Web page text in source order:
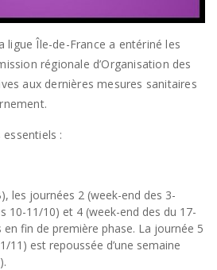
ligue Île-de-France a entériné les
régionale d’Organisation des
aux dernières mesures sanitaires
:
les journées 2 (week-end des 3-
10-11/10) et 4 (week-end des du 17-
fin de première phase. La journée 5
11) est repoussée d’une semaine